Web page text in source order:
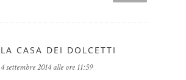
LA CASA DEI DOLCETTI
4 settembre 2014 alle ore 11:59